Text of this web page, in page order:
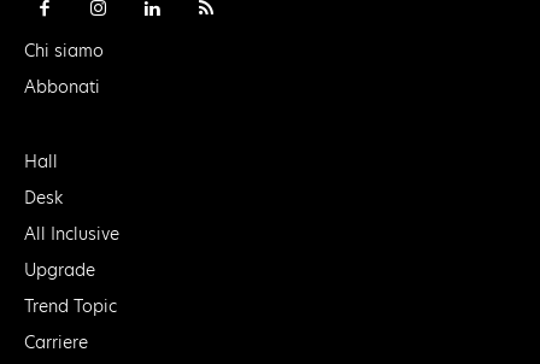
Chi siamo
Abbonati
Hall
Desk
All Inclusive
Upgrade
Trend Topic
Carriere